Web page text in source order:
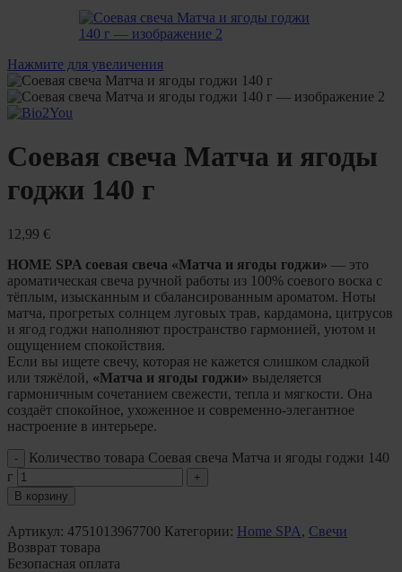
Нажмите для увеличения
Cоевая свеча Матча и ягоды
годжи 140 г
12,99 €
HOME SPA соевая свеча «Матча и ягоды годжи» — это
ароматическая свеча ручной работы из 100% соевого воска с
тёплым, изысканным и сбалансированным ароматом. Ноты
матча, прогретых солнцем луговых трав, кардамона, цитрусов
и ягод годжи наполняют пространство гармонией, уютом и
ощущением спокойствия.
Если вы ищете свечу, которая не кажется слишком сладкой
или тяжёлой, «Матча и ягоды годжи» выделяется
гармоничным сочетанием свежести, тепла и мягкости. Она
создаёт спокойное, ухоженное и современно-элегантное
настроение в интерьере.
Количество товара Cоевая свеча Матча и ягоды годжи 140
г
В корзину
Артикул: 4751013967700 Категории: Home SPA, Свечи
Возврат товара
Безопасная оплата